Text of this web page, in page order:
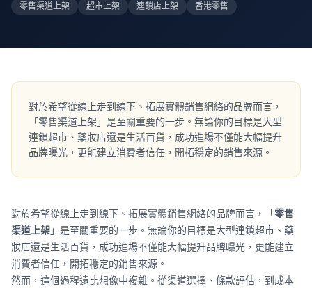
零售渠道上架 超市上架 連鎖店上架 香港零售
對於希望從線上走到線下、拓展實體銷售網絡的品牌而言，
「零售渠道上架」是至關重要的一步。無論你的目標是大型
連鎖超市、藥妝店還是生活百貨，成功進場不僅能大幅提升
品牌曝光，更能建立消費者信任，開拓穩定的銷售來源。
對於希望從線上走到線下、拓展實體銷售網絡的品牌而言，「零售
渠道上架」是至關重要的一步。無論你的目標是大型連鎖超市、藥
妝店還是生活百貨，成功進場不僅能大幅提升品牌曝光，更能建立
消費者信任，開拓穩定的銷售來源。
然而，這個過程遠比想像中複雜。從渠道選擇、條款評估，到成本